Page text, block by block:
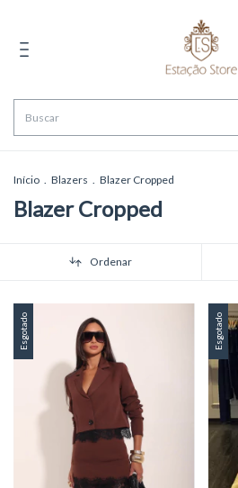
Início . Blazers . Blazer Cropped
Blazer Cropped
Ordenar
Esgotado Esgotado